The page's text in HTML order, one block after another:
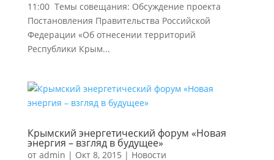
11:00 Темы совещания: Обсуждение проекта
Постановления Правительства Российской
Федерации «Об отнесении территорий
Республики Крым...
Крымский энергетический форум «Новая
энергия – взгляд в будущее»
от admin | Окт 8, 2015 | Новости